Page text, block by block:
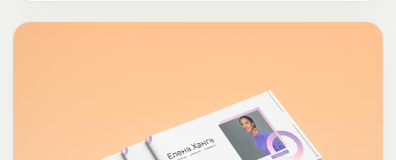
расставляем акценты.